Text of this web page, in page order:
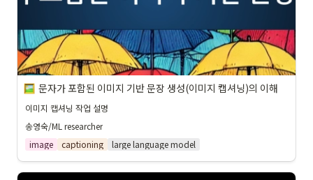
문자가 포함된 이미지 기반 문장 생성(이미지 캡셔닝)의 이해
이미지 캡셔닝 작업 설명
송영숙/ML researcher
image
captioning large language model